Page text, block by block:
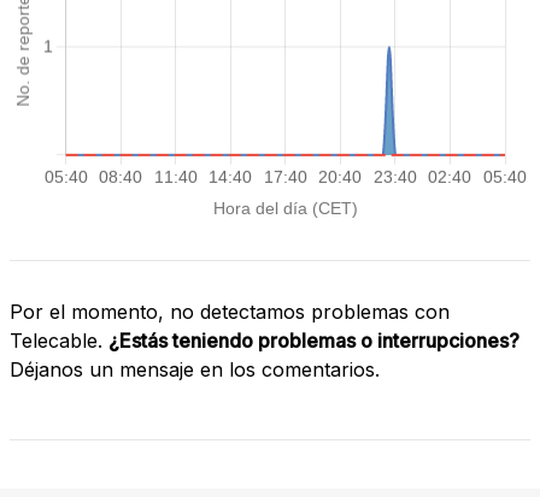
Por el momento, no detectamos problemas con
Telecable. ¿Estás teniendo problemas o interrupciones?
Déjanos un mensaje en los comentarios.